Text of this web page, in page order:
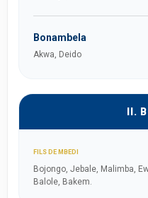
Bonambela
Akwa, Deido
II.
FILS DE MBEDI
Bojongo, Jebale, Malimba,
Balole, Bakem.